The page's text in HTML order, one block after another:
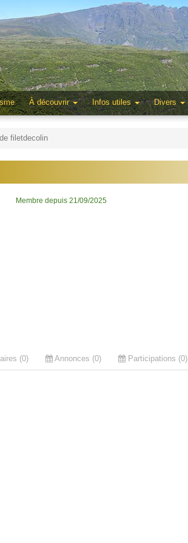
À découvrir Infos utiles Divers
filetdecolin
Membre depuis 21/09/2025
(0) Annonces (0) Participations (0)